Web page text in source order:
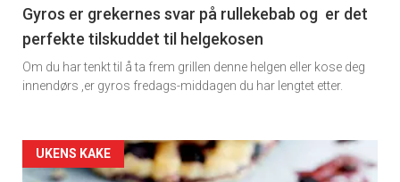
11
Dagens
rett
Gyros er grekernes svar på rullekebab og er det
perfekte tilskuddet til helgekosen
Om du har tenkt til å ta frem grillen denne helgen eller kose deg
innendørs ,er gyros fredags-middagen du har lengtet etter.
Artikler
UKENS KAKE